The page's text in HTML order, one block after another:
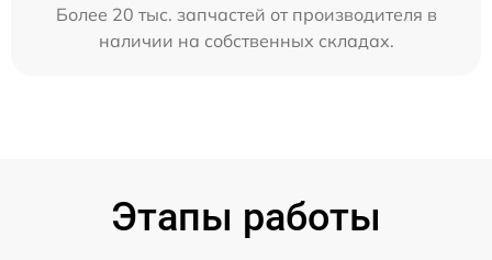
Более 20 тыс. запчастей от производителя в
наличии на собственных складах.
Этапы работы